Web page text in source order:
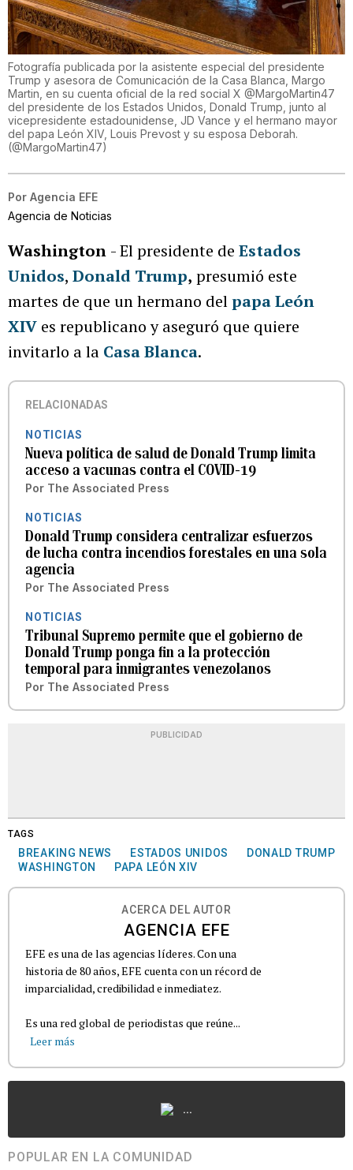
Fotografía publicada por la asistente especial del presidente
Trump y asesora de Comunicación de la Casa Blanca, Margo
Martin, en su cuenta oficial de la red social X @MargoMartin47
del presidente de los Estados Unidos, Donald Trump, junto al
vicepresidente estadounidense, JD Vance y el hermano mayor
del papa León XIV, Louis Prevost y su esposa Deborah.
(@MargoMartin47)
Por Agencia EFE
Agencia de Noticias
Washington - El presidente de Estados
Unidos, Donald Trump, presumió este
martes de que un hermano delpapa León
XIV es republicano y aseguró que quiere
invitarlo a la Casa Blanca.
RELACIONADAS
NOTICIAS
Nueva política de salud de Donald Trump limita
acceso a vacunas contra el COVID-19
Por The Associated Press
NOTICIAS
Donald Trump considera centralizar esfuerzos
de lucha contra incendios forestales en una sola
agencia
Por The Associated Press
NOTICIAS
Tribunal Supremo permite que el gobierno de
Donald Trump ponga fin a la protección
temporal para inmigrantes venezolanos
Por The Associated Press
PUBLICIDAD
TAGS
BREAKING NEWS ESTADOS UNIDOS
DONALD TRUMP
WASHINGTON
PAPA LEÓN XIV
ACERCA DEL AUTOR
AGENCIA EFE
EFE es una de las agencias líderes. Con una
historia de 80 años, EFE cuenta con un récord de
imparcialidad, credibilidad e inmediatez.
Es una red global de periodistas que reúne...
Leer más
...
POPULAR EN LA COMUNIDAD